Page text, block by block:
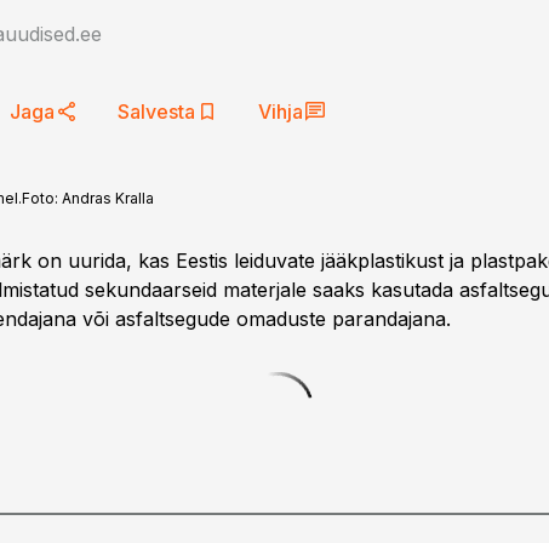
Jaga Salvesta Vihja
Foto: Andras Kralla
on uurida, kas Eestis leiduvate jääkplastikust ja
sekundaarseid materjale saaks kasutada
või asfaltsegude omaduste parandajana.